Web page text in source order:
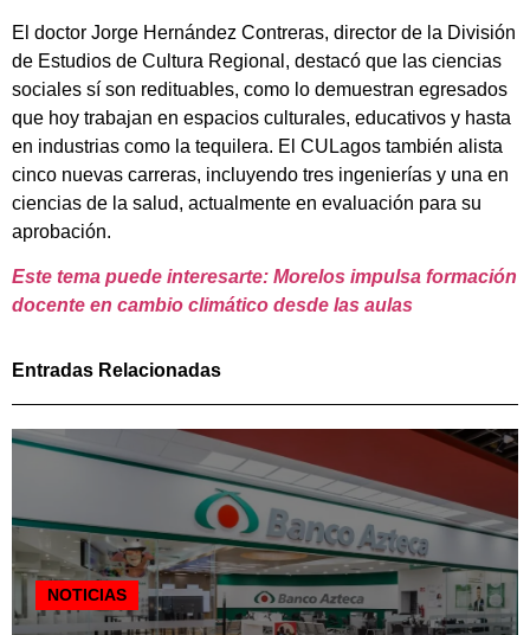
El doctor Jorge Hernández Contreras, director de la División
de Estudios de Cultura Regional, destacó que las ciencias
sociales sí son redituables, como lo demuestran egresados
que hoy trabajan en espacios culturales, educativos y hasta
en industrias como la tequilera. El CULagos también alista
cinco nuevas carreras, incluyendo tres ingenierías y una en
ciencias de la salud, actualmente en evaluación para su
aprobación.
Este tema puede interesarte: Morelos impulsa formación
docente en cambio climático desde las aulas
Entradas Relacionadas
NOTICIAS